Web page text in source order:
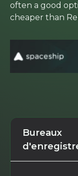
often a good
cheaper than
Bureaux